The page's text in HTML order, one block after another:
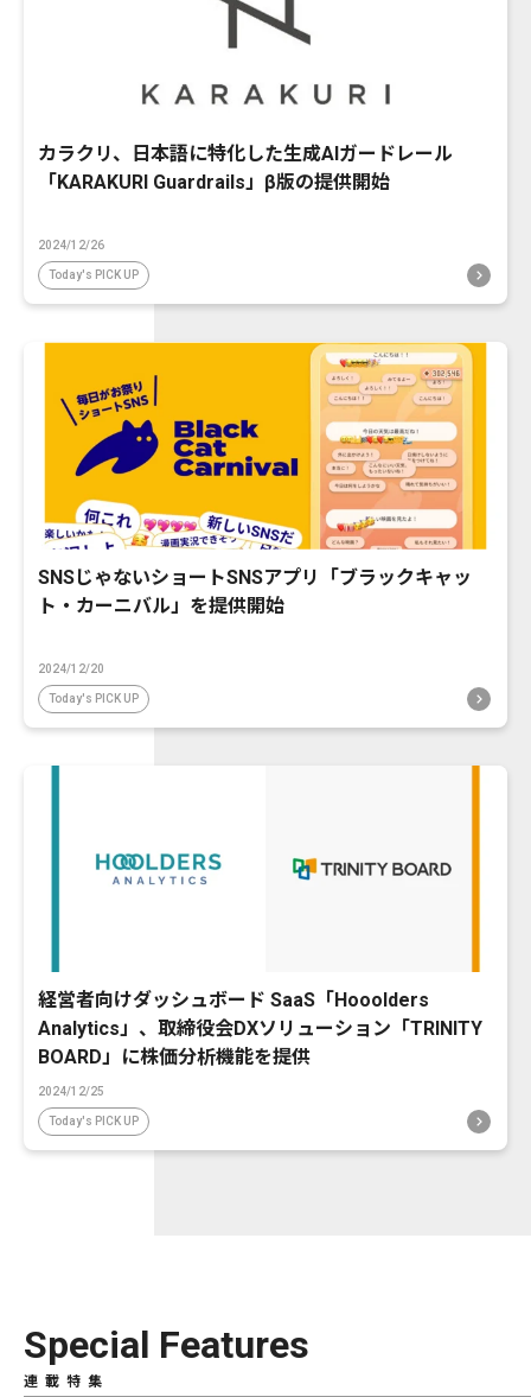
カラクリ、日本語に特化した生成AIガードレール
「KARAKURI Guardrails」β版の提供開始
2024/12/26
Today's PICK UP
SNSじゃないショートSNSアプリ「ブラックキャッ
ト・カーニバル」を提供開始
2024/12/20
Today's PICK UP
経営者向けダッシュボード SaaS「Hooolders
Analytics」、取締役会DXソリューション「TRINITY
BOARD」に株価分析機能を提供
2024/12/25
Today's PICK UP
Special Features
連載特集